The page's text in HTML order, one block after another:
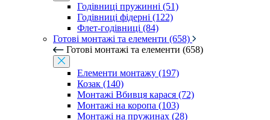
Годівниці пружинні (51)
Годівниці фідерні (122)
Флет-годівниці (84)
Готові монтажі та елементи (658)
Готові монтажі та елементи (658)
Елементи монтажу (197)
Козак (140)
Монтажі Вбивця карася (72)
Монтажі на коропа (103)
Монтажі на пружинах (28)